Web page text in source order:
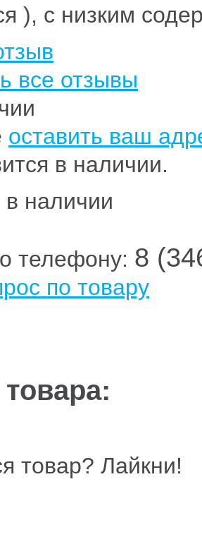
), с низким
все отзывы
оставить ваш
в наличии.
в наличии
телефону: 8
по товару
товар? Лайкни!